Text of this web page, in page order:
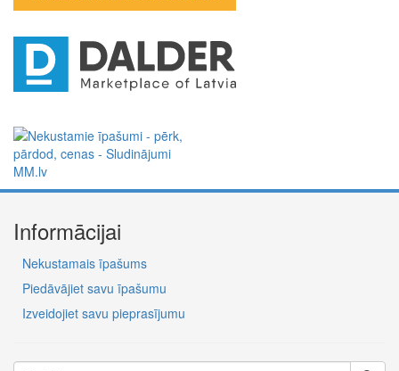
Informācijai
Nekustamais īpašums
Piedāvājiet savu īpašumu
Izveidojiet savu pieprasījumu